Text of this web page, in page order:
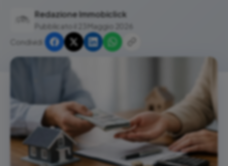
Redazione Immobiclick
Pubblicato il 23 Maggio 2026
Condividi: